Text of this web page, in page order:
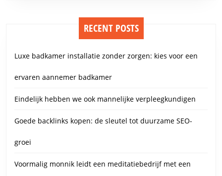
RECENT POSTS
Luxe badkamer installatie zonder zorgen: kies voor een
ervaren aannemer badkamer
Eindelijk hebben we ook mannelijke verpleegkundigen
Goede backlinks kopen: de sleutel tot duurzame SEO-
groei
Voormalig monnik leidt een meditatiebedrijf met een